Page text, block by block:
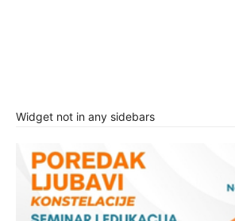
Widget not in any sidebars